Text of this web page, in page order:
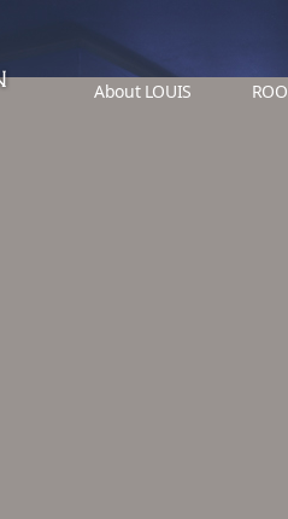
About LOUIS